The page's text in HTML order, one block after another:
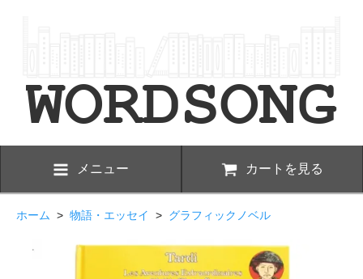
メニュー カートを見る
ホーム > 物語・エッセイ > グラフィックノベル